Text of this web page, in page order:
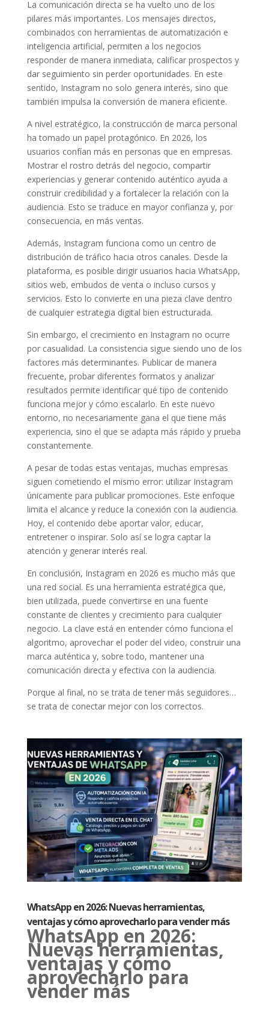
La comunicación directa se ha vuelto uno de los
pilares más importantes. Los mensajes directos,
combinados con herramientas de automatización e
inteligencia artificial, permiten a los negocios
responder de manera inmediata, calificar prospectos y
dar seguimiento sin perder oportunidades. En este
sentido, Instagram no solo genera interés, sino que
también impulsa la conversión de manera eficiente.
A nivel estratégico, la construcción de marca personal
ha tomado un papel protagónico. En 2026, los
usuarios confían más en personas que en empresas.
Mostrar el rostro detrás del negocio, compartir
experiencias y generar contenido auténtico ayuda a
construir credibilidad y a fortalecer la relación con la
audiencia. Esto se traduce en mayor confianza y, por
consecuencia, en más ventas.
Además, Instagram funciona como un centro de
distribución de tráfico hacia otros canales. Desde la
plataforma, es posible dirigir usuarios hacia WhatsApp,
sitios web, embudos de venta o incluso cursos y
servicios. Esto lo convierte en una pieza clave dentro
de cualquier estrategia digital bien estructurada.
Sin embargo, el crecimiento en Instagram no ocurre
por casualidad. La consistencia sigue siendo uno de los
factores más determinantes. Publicar de manera
frecuente, probar diferentes formatos y analizar
resultados permite identificar qué tipo de contenido
funciona mejor y cómo escalarlo. En este nuevo
entorno, no necesariamente gana el que tiene más
experiencia, sino el que se adapta más rápido y prueba
constantemente.
A pesar de todas estas ventajas, muchas empresas
siguen cometiendo el mismo error: utilizar Instagram
únicamente para publicar promociones. Este enfoque
limita el alcance y reduce la conexión con la audiencia.
Hoy, el contenido debe aportar valor, educar,
entretener o inspirar. Solo así se logra captar la
atención y generar interés real.
En conclusión, Instagram en 2026 es mucho más que
una red social. Es una herramienta estratégica que,
bien utilizada, puede convertirse en una fuente
constante de clientes y crecimiento para cualquier
negocio. La clave está en entender cómo funciona el
algoritmo, aprovechar el poder del video, construir una
marca auténtica y, sobre todo, mantener una
comunicación directa y efectiva con la audiencia.
Porque al final, no se trata de tener más seguidores…
se trata de conectar mejor con los correctos.
WhatsApp en 2026: Nuevas herramientas,
ventajas y cómo aprovecharlo para vender más
WhatsApp en 2026:
Nuevas herramientas,
ventajas y cómo
aprovecharlo para
vender más